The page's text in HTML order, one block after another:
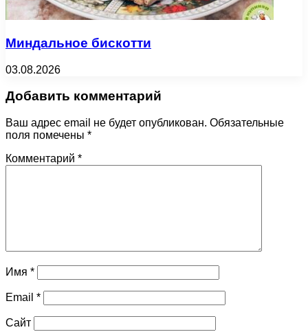
Миндальное бискотти
03.08.2026
Добавить комментарий
Ваш адрес email не будет опубликован. Обязательные
поля помечены *
Комментарий *
Имя *
Email *
Сайт